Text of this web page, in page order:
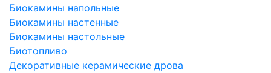
Биокамины напольные
Биокамины настенные
Биокамины настольные
Биотопливо
Декоративные керамические дрова